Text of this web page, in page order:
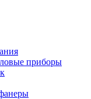
приборы